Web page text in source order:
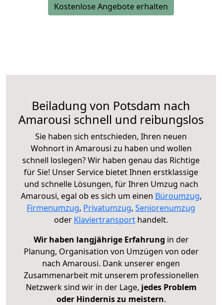
Kostenlose Angebote erhalten
Beiladung von Potsdam nach
Amarousi schnell und reibungslos
Sie haben sich entschieden, Ihren neuen
Wohnort in Amarousi zu haben und wollen
schnell loslegen? Wir haben genau das Richtige
für Sie! Unser Service bietet Ihnen erstklassige
und schnelle Lösungen, für Ihren Umzug nach
Amarousi, egal ob es sich um einen Büroumzug,
Firmenumzug, Privatumzug, Seniorenumzug
oder Klaviertransport handelt.
Wir haben langjährige Erfahrung in der
Planung, Organisation von Umzügen von oder
nach Amarousi. Dank unserer engen
Zusammenarbeit mit unserem professionellen
Netzwerk sind wir in der Lage, jedes Problem
oder Hindernis zu meistern.